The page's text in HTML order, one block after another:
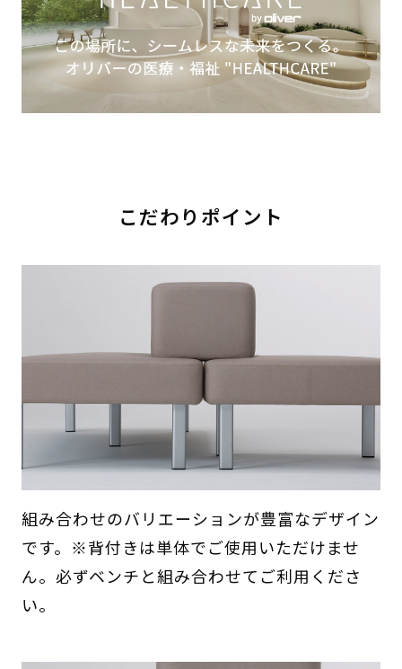
こだわりポイント
組み合わせのバリエーションが豊富なデザイン
です。※背付きは単体でご使用いただけませ
ん。必ずベンチと組み合わせてご利用くださ
い。